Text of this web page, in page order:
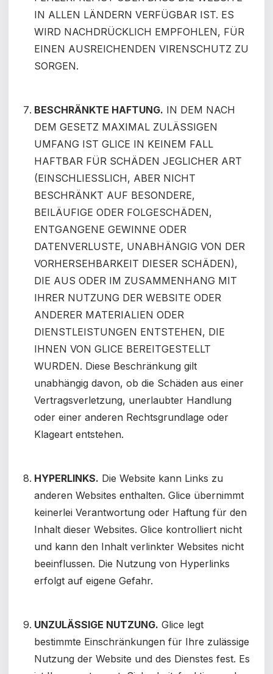
IN ALLEN LÄNDERN VERFÜGBAR IST. ES
WIRD NACHDRÜCKLICH EMPFOHLEN, FÜR
EINEN AUSREICHENDEN VIRENSCHUTZ ZU
SORGEN.
BESCHRÄNKTE HAFTUNG. IN DEM NACH
DEM GESETZ MAXIMAL ZULÄSSIGEN
UMFANG IST GLICE IN KEINEM FALL
HAFTBAR FÜR SCHÄDEN JEGLICHER ART
(EINSCHLIESSLICH, ABER NICHT
BESCHRÄNKT AUF BESONDERE,
BEILÄUFIGE ODER FOLGESCHÄDEN,
ENTGANGENE GEWINNE ODER
DATENVERLUSTE, UNABHÄNGIG VON DER
VORHERSEHBARKEIT DIESER SCHÄDEN),
DIE AUS ODER IM ZUSAMMENHANG MIT
IHRER NUTZUNG DER WEBSITE ODER
ANDERER MATERIALIEN ODER
DIENSTLEISTUNGEN ENTSTEHEN, DIE
IHNEN VON GLICE BEREITGESTELLT
WURDEN. Diese Beschränkung gilt
unabhängig davon, ob die Schäden aus einer
Vertragsverletzung, unerlaubter Handlung
oder einer anderen Rechtsgrundlage oder
Klageart entstehen.
HYPERLINKS. Die Website kann Links zu
anderen Websites enthalten. Glice übernimmt
keinerlei Verantwortung oder Haftung für den
Inhalt dieser Websites. Glice kontrolliert nicht
und kann den Inhalt verlinkter Websites nicht
beeinflussen. Die Nutzung von Hyperlinks
erfolgt auf eigene Gefahr.
UNZULÄSSIGE NUTZUNG. Glice legt
bestimmte Einschränkungen für Ihre zulässige
Nutzung der Website und des Dienstes fest. Es